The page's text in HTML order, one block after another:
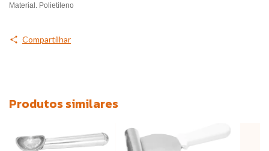
Material. Polietileno
Compartilhar
Produtos similares